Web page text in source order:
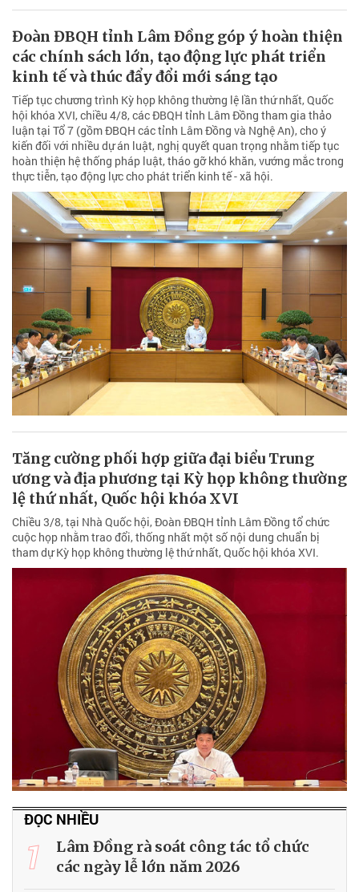
Đoàn ĐBQH tỉnh Lâm Đồng góp ý hoàn thiện
các chính sách lớn, tạo động lực phát triển
kinh tế và thúc đẩy đổi mới sáng tạo
Tiếp tục chương trình Kỳ họp không thường lệ lần thứ nhất, Quốc
hội khóa XVI, chiều 4/8, các ĐBQH tỉnh Lâm Đồng tham gia thảo
luận tại Tổ 7 (gồm ĐBQH các tỉnh Lâm Đồng và Nghệ An), cho ý
kiến đối với nhiều dự án luật, nghị quyết quan trọng nhằm tiếp tục
hoàn thiện hệ thống pháp luật, tháo gỡ khó khăn, vướng mắc trong
thực tiễn, tạo động lực cho phát triển kinh tế - xã hội.
Tăng cường phối hợp giữa đại biểu Trung
ương và địa phương tại Kỳ họp không thường
lệ thứ nhất, Quốc hội khóa XVI
Chiều 3/8, tại Nhà Quốc hội, Đoàn ĐBQH tỉnh Lâm Đồng tổ chức
cuộc họp nhằm trao đổi, thống nhất một số nội dung chuẩn bị
tham dự Kỳ họp không thường lệ thứ nhất, Quốc hội khóa XVI.
ĐỌC NHIỀU
1
Lâm Đồng rà soát công tác tổ chức
các ngày lễ lớn năm 2026